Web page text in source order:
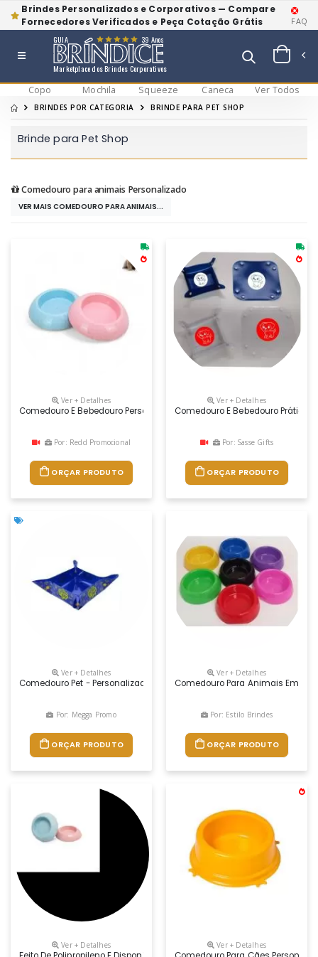
Brindes Personalizados e Corporativos — Compare
Fornecedores Verificados e Peça Cotação Grátis
FAQ
Marketplace dos Brindes Corporativos
GUIA 39 Anos
Copo Mochila Squeeze Caneca Ver Todos
BRINDES POR CATEGORIA BRINDE PARA PET SHOP
Brinde para Pet Shop
Comedouro para animais Personalizado
VER MAIS COMEDOURO PARA ANIMAIS...
Ver + Detalhes
Comedouro E Bebedouro Personalizado
Por: Redd Promocional
ORÇAR PRODUTO
Ver + Detalhes
Comedouro E Bebedouro Prático
Por: Sasse Gifts
ORÇAR PRODUTO
Ver + Detalhes
Comedouro Pet - Personalizado - Pvc - Medida: 14x14x5
Por: Megga Promo
ORÇAR PRODUTO
Ver + Detalhes
Comedouro Para Animais Em
Por: Estilo Brindes
ORÇAR PRODUTO
Ver + Detalhes Ver + Detalhes